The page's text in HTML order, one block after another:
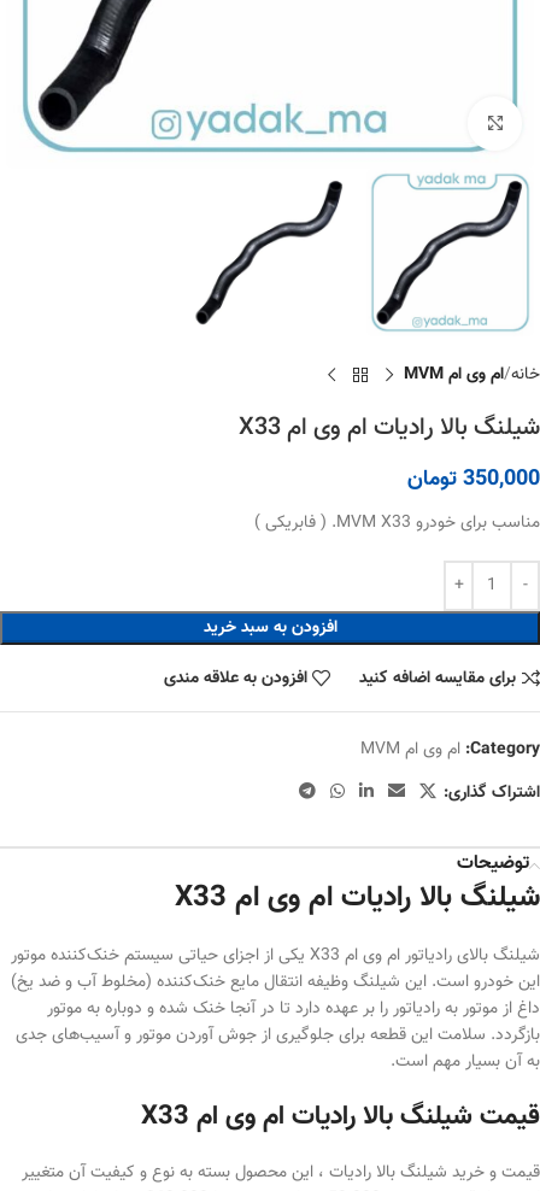
برای بزرگنمایی کلیک کنید
خانه ام وی ام MVM
شیلنگ بالا رادیات ام وی ام X33
350,000تومان
مناسب برای خودرو MVM X33. ( فابریکی )
افزودن به سبد خرید
برای مقایسه اضافه کنید
افزودن به علاقه مندی
Category: ام وی ام MVM
اشتراک گذاری:
توضیحات
شیلنگ بالا رادیات ام وی ام X33
شیلنگ بالای رادیاتور ام وی ام X33 یکی از اجزای حیاتی سیستم خنک‌کننده موتور
این خودرو است. این شیلنگ وظیفه انتقال مایع خنک‌کننده (مخلوط آب و ضد یخ)
داغ از موتور به رادیاتور را بر عهده دارد تا در آنجا خنک شده و دوباره به موتور
بازگردد. سلامت این قطعه برای جلوگیری از جوش آوردن موتور و آسیب‌های جدی
به آن بسیار مهم است.
قیمت شیلنگ بالا رادیات ام وی ام X33
قیمت و خرید شیلنگ بالا رادیات ، این محصول بسته به نوع و کیفیت آن متغییر